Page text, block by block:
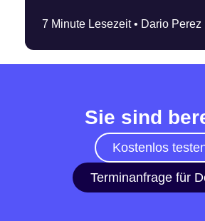
7 Minute Lesezeit • Dario Perez
Sie sind
Kostenlos
Terminanfrage für